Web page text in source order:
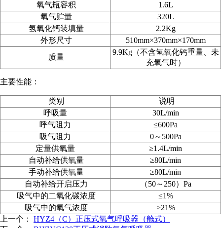
氧气瓶容积
1.6L
氧气贮量
320L
氢氧化钙装填量
2.2Kg
外形尺寸
510mm×370mm×170mm
质量
9.9Kg（不含氢氧化钙重量、未
充氧气时）
主要性能：
类别
说明
呼吸量
30L/min
呼气阻力
≤600Pa
吸气阻力
0～500Pa
定量供氧量
≥1.4L/min
自动补给供氧量
≥80L/min
手动补给供氧量
≥80L/min
自动补给开启压力
（50～250）Pa
吸气中的二氧化碳浓度
≤1%
吸气中的氧气浓度
≥21%
上一个： HYZ4（C）正压式氧气呼吸器（舱式）